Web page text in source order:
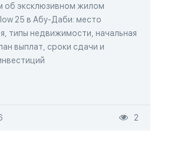
об эксклюзивном жилом
25 в Абу-Даби: место
типы недвижимости, начальная
выплат, сроки сдачи и
2